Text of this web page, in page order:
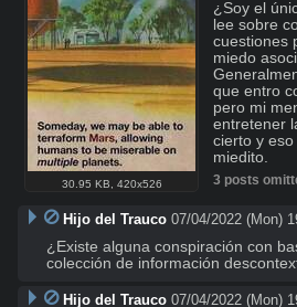
30.95 KB, 420x526
¿Soy el
lee sobre
cuestiones
miedo
que entro
pero mi
entretener
cierto y
miedito.
3 posts
Hijo del Trauco 07/04/2022 (Mon)
¿Existe alguna conspiración con
colección de información
Hijo del Trauco 07/04/2022 (Mon)